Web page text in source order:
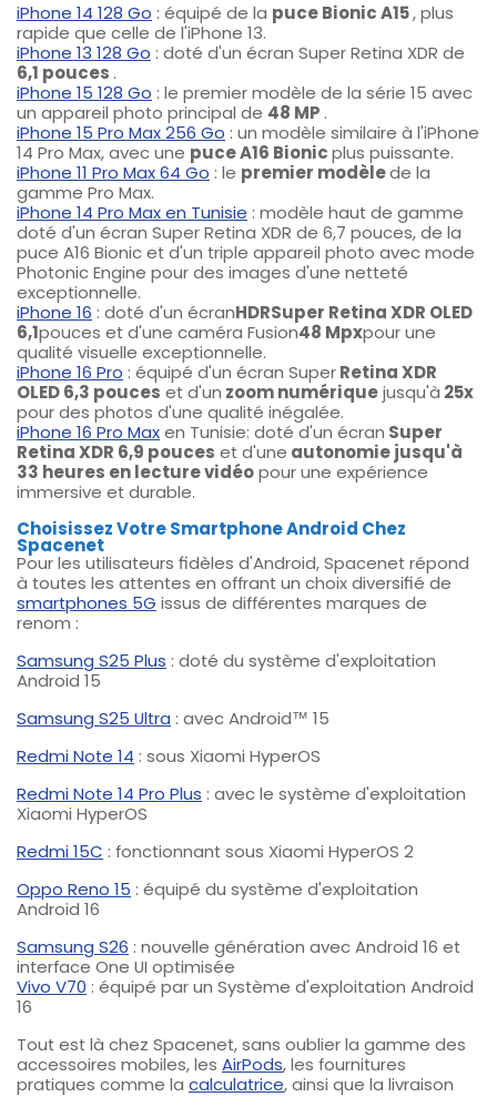
iPhone 14 128 Go : équipé de la puce Bionic A15, plus
rapide que celle de l'iPhone 13.
iPhone 13 128 Go : doté d'un écran Super Retina XDR de
6,1 pouces .
iPhone 15 128 Go : le premier modèle de la série 15 avec
un appareil photo principal de 48 MP .
iPhone 15 Pro Max 256 Go : un modèle similaire à l'iPhone
14 Pro Max, avec une puce A16 Bionicplus puissante.
iPhone 11 Pro Max 64 Go : le premier modèlede la
gamme Pro Max.
iPhone 14 Pro Max en Tunisie : modèle haut de gamme
doté d'un écran Super Retina XDR de 6,7 pouces, de la
puce A16 Bionic et d'un triple appareil photo avec mode
Photonic Engine pour des images d'une netteté
exceptionnelle.
iPhone 16 : doté d'un écranHDRSuper Retina XDR OLED
6,1pouces et d'une caméra Fusion48 Mpxpour une
qualité visuelle exceptionnelle.
iPhone 16 Pro : équipé d'un écran SuperRetina XDR
OLED 6,3 pouces et d'un zoomnumériquejusqu'à 25x
pour des photos d'une qualité inégalée.
iPhone 16 Pro Maxen Tunisie: doté d'un écran Super
Retina XDR 6,9 pouces et d'une autonomie jusqu'à
33 heures en lecture vidéopour une expérience
immersive et durable.
Choisissez Votre Smartphone Android Chez
Spacenet
Pour les utilisateurs fidèles d'Android, Spacenet répond
à toutes les attentes en offrant un choix diversifié de
smartphones 5G issus de différentes marques de
renom :
Samsung S25 Plus : doté du système d'exploitation
Android 15
Samsung S25 Ultra : avec Android™ 15
Redmi Note 14 : sous Xiaomi HyperOS
Redmi Note 14 Pro Plus : avec le système d'exploitation
Xiaomi HyperOS
Redmi 15C : fonctionnant sous Xiaomi HyperOS 2
Oppo Reno 15 : équipé du système d'exploitation
Android 16
Samsung S26 : nouvelle génération avec Android 16 et
interface One UI optimisée
Vivo V70 : équipé par un Système d'exploitation Android
16
Tout est là chez Spacenet, sans oublier la gamme des
accessoires mobiles, les AirPods, les fournitures
pratiques comme la calculatrice, ainsi que la livraison